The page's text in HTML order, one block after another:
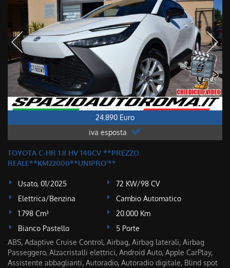
24.890 Euro
iva esposta
TOYOTA C-HR 1.8 HV 140CV **PREZZO
REALE**KM22000**UNIPRO'**
Usato, 01/2025
72 KW/98 CV
Elettrica/Benzina
Cambio Automatico
1.798 Cm³
20.000 Km
Bianco Pastello
5 Porte
ABS, Adaptive Cruise Control, Airbag, Airbag laterali, Airbag
Passeggero, Alzacristalli elettrici, Android Auto, Apple CarPlay,
Assistente abbaglianti, Autoradio, Autoradio digitale, Blind spot